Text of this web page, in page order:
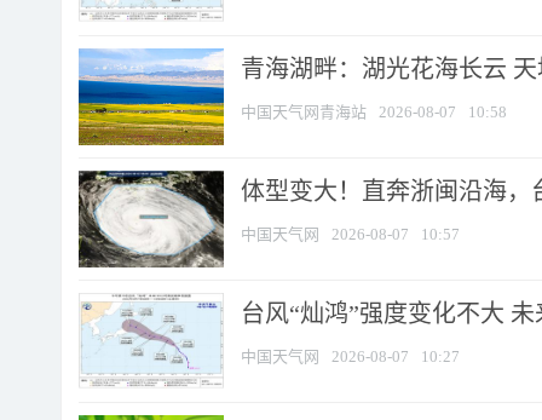
青海湖畔：湖光花海长云
中国天气网青海站 2026-08-07 10:58
体型变大！直奔浙闽沿海，
中国天气网 2026-08-07 10:57
台风“灿鸿”强度变化不大
中国天气网 2026-08-07 10:27